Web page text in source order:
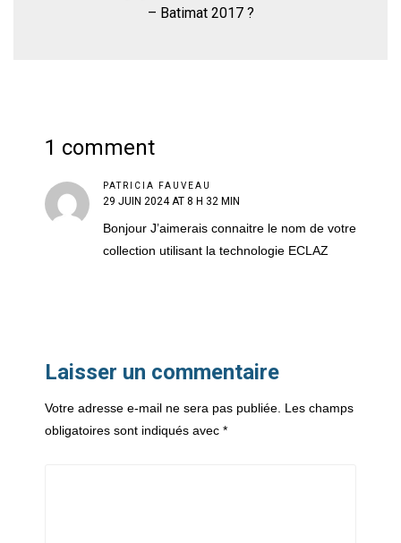
– Batimat 2017 ?
1 comment
PATRICIA FAUVEAU
29 JUIN 2024 AT 8 H 32 MIN
Bonjour J’aimerais connaitre le nom de votre
collection utilisant la technologie ECLAZ
Laisser un commentaire
Votre adresse e-mail ne sera pas publiée. Les champs
obligatoires sont indiqués avec *